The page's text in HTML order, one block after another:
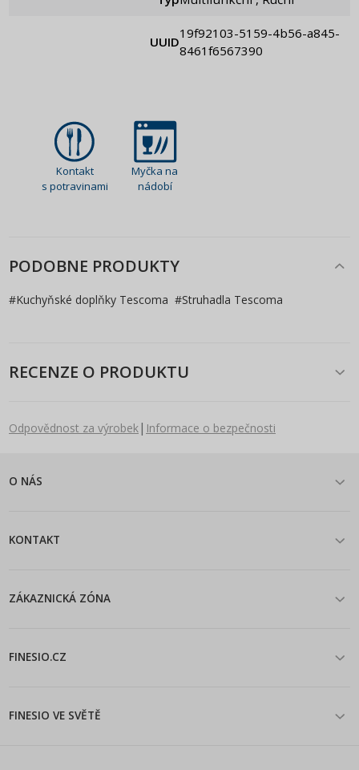
UUID
19f92103-5159-4b56-a845-
8461f6567390
Kontakt
s potravinami
Myčka na
nádobí
PODOBNE PRODUKTY
#Kuchyňské doplňky Tescoma #Struhadla Tescoma
RECENZE O PRODUKTU
Odpovědnost za výrobek| Informace o bezpečnosti
O NÁS
KONTAKT
ZÁKAZNICKÁ ZÓNA
FINESIO.CZ
FINESIO VE SVĚTĚ